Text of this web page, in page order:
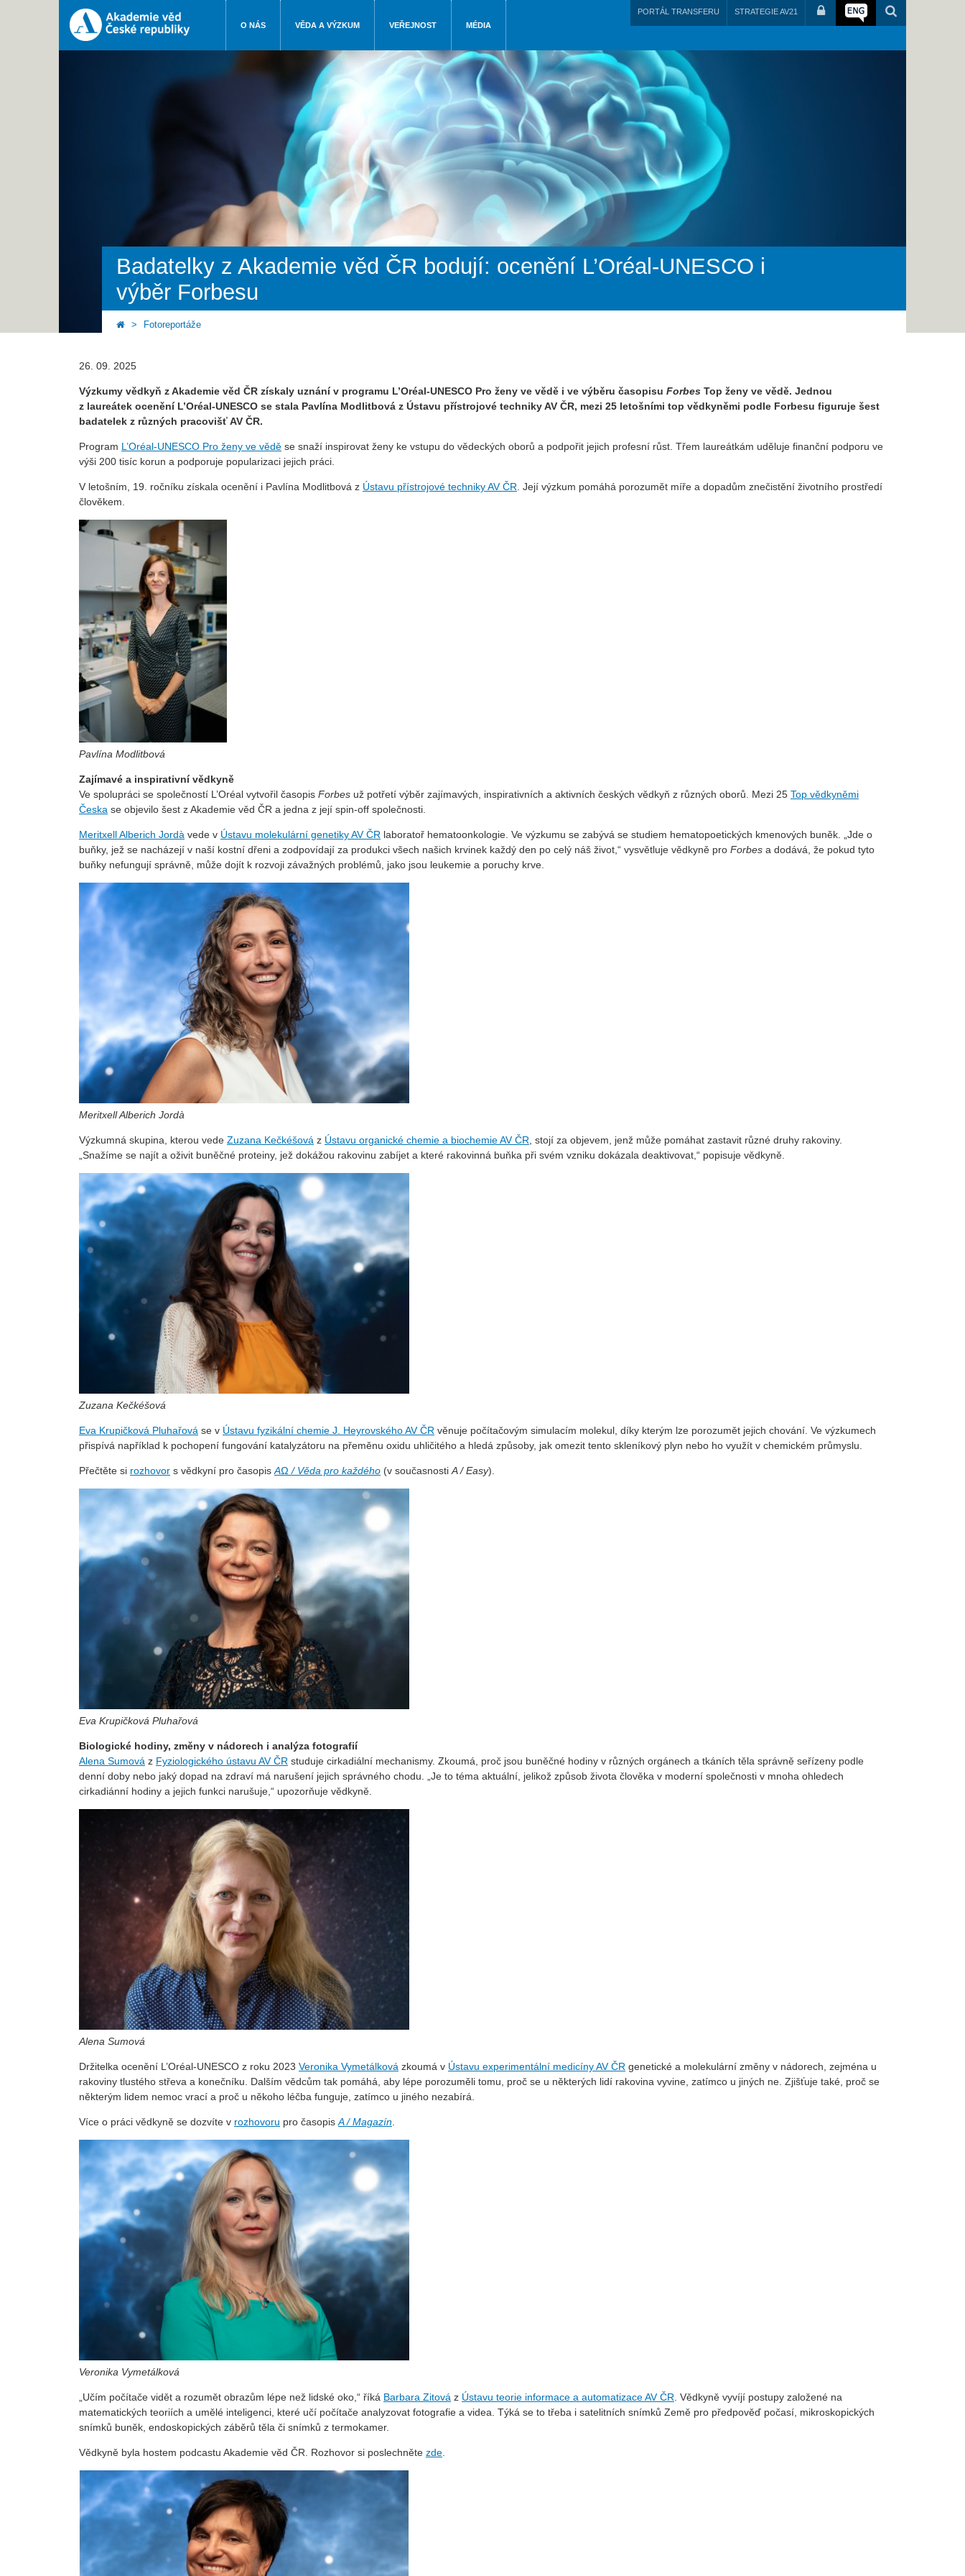
O NÁS VĚDA A VÝZKUM VEŘEJNOST MÉDIA
PORTÁL TRANSFERU STRATEGIE AV21
Badatelky z Akademie věd ČR bodují: ocenění L’Oréal-UNESCO i
výběr Forbesu
Fotoreportáže
26. 09. 2025
Výzkumy vědkyň z Akademie věd ČR získaly uznání v programu L’Oréal-UNESCO Pro ženy ve vědě i ve výběru časopisu Forbes Top ženy ve vědě. Jednou
z laureátek ocenění L’Oréal-UNESCO se stala Pavlína Modlitbová z Ústavu přístrojové techniky AV ČR, mezi 25 letošními top vědkyněmi podle Forbesu figuruje šest
badatelek z různých pracovišť AV ČR.
Program L’Oréal-UNESCO Pro ženy ve vědě se snaží inspirovat ženy ke vstupu do vědeckých oborů a podpořit jejich profesní růst. Třem laureátkám uděluje finanční podporu ve
výši 200 tisíc korun a podporuje popularizaci jejich práci.
V letošním, 19. ročníku získala ocenění i Pavlína Modlitbová z Ústavu přístrojové techniky AV ČR. Její výzkum pomáhá porozumět míře a dopadům znečistění životního prostředí
člověkem.
Pavlína Modlitbová
Zajímavé a inspirativní vědkyně
Ve spolupráci se společností L’Oréal vytvořil časopis Forbes už potřetí výběr zajímavých, inspirativních a aktivních českých vědkyň z různých oborů. Mezi 25 Top vědkyněmi
Česka se objevilo šest z Akademie věd ČR a jedna z její spin-off společnosti.
Meritxell Alberich Jordà vede v Ústavu molekulární genetiky AV ČR laboratoř hematoonkologie. Ve výzkumu se zabývá se studiem hematopoetických kmenových buněk. „Jde o
buňky, jež se nacházejí v naší kostní dřeni a zodpovídají za produkci všech našich krvinek každý den po celý náš život,“ vysvětluje vědkyně pro Forbes a dodává, že pokud tyto
buňky nefungují správně, může dojít k rozvoji závažných problémů, jako jsou leukemie a poruchy krve.
Meritxell Alberich Jordà
Výzkumná skupina, kterou vede Zuzana Kečkéšová z Ústavu organické chemie a biochemie AV ČR, stojí za objevem, jenž může pomáhat zastavit různé druhy rakoviny.
„Snažíme se najít a oživit buněčné proteiny, jež dokážou rakovinu zabíjet a které rakovinná buňka při svém vzniku dokázala deaktivovat,“ popisuje vědkyně.
Zuzana Kečkéšová
Eva Krupičková Pluhařová se v Ústavu fyzikální chemie J. Heyrovského AV ČR věnuje počítačovým simulacím molekul, díky kterým lze porozumět jejich chování. Ve výzkumech
přispívá například k pochopení fungování katalyzátoru na přeměnu oxidu uhličitého a hledá způsoby, jak omezit tento skleníkový plyn nebo ho využít v chemickém průmyslu.
Přečtěte si rozhovor s vědkyní pro časopisAΩ / Věda pro každého (v současnostiA / Easy).
Eva Krupičková Pluhařová
Biologické hodiny, změny v nádorech i analýza fotografií
Alena Sumová z Fyziologického ústavu AV ČR studuje cirkadiální mechanismy. Zkoumá, proč jsou buněčné hodiny v různých orgánech a tkáních těla správně seřízeny podle
denní doby nebo jaký dopad na zdraví má narušení jejich správného chodu. „Je to téma aktuální, jelikož způsob života člověka v moderní společnosti v mnoha ohledech
cirkadiánní hodiny a jejich funkci narušuje,“ upozorňuje vědkyně.
Alena Sumová
Držitelka ocenění L’Oréal-UNESCO z roku 2023 Veronika Vymetálková zkoumá v Ústavu experimentální medicíny AV ČR genetické a molekulární změny v nádorech, zejména u
rakoviny tlustého střeva a konečníku. Dalším vědcům tak pomáhá, aby lépe porozuměli tomu, proč se u některých lidí rakovina vyvine, zatímco u jiných ne. Zjišťuje také, proč se
některým lidem nemoc vrací a proč u někoho léčba funguje, zatímco u jiného nezabírá.
Více o práci vědkyně se dozvíte v rozhovoru pro časopisA / Magazín.
Veronika Vymetálková
„Učím počítače vidět a rozumět obrazům lépe než lidské oko,“ říká Barbara Zitová z Ústavu teorie informace a automatizace AV ČR. Vědkyně vyvíjí postupy založené na
matematických teoriích a umělé inteligenci, které učí počítače analyzovat fotografie a videa. Týká se to třeba i satelitních snímků Země pro předpověď počasí, mikroskopických
snímků buněk, endoskopických záběrů těla či snímků z termokamer.
Vědkyně byla hostem podcastu Akademie věd ČR. Rozhovor si poslechněte zde.